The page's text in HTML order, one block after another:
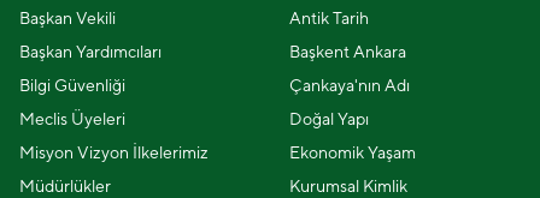
Başkan Vekili
Başkan Yardımcıları
Bilgi Güvenliği
Meclis Üyeleri
Misyon Vizyon İlkelerimiz
Müdürlükler
Antik Tarih
Başkent Ankara
Çankaya'nın Adı
Doğal Yapı
Ekonomik Yaşam
Kurumsal Kimlik